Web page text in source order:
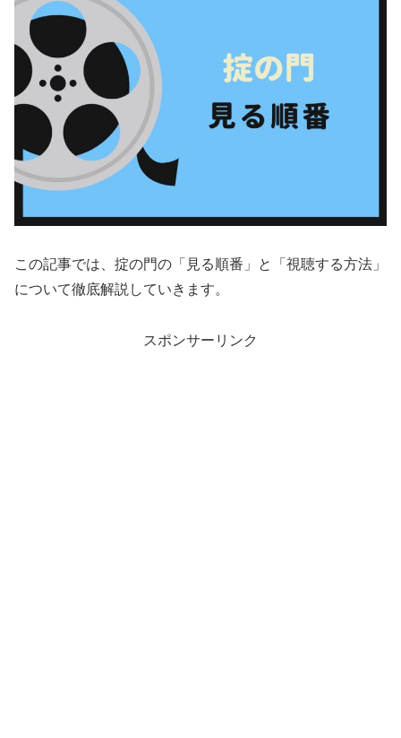
この記事では、掟の門の「見る順番」と「視聴する方法」
について徹底解説していきます。
スポンサーリンク